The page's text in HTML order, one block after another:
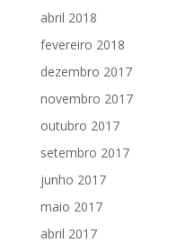
abril 2018
fevereiro 2018
dezembro 2017
novembro 2017
outubro 2017
setembro 2017
junho 2017
maio 2017
abril 2017